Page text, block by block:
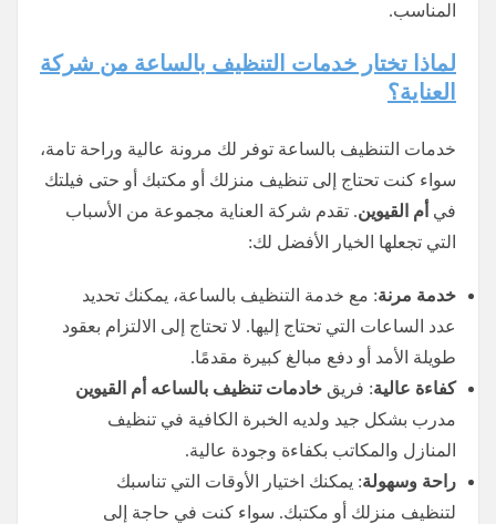
المناسب.
لماذا تختار خدمات التنظيف بالساعة من شركة
العناية؟
خدمات التنظيف بالساعة توفر لك مرونة عالية وراحة تامة،
سواء كنت تحتاج إلى تنظيف منزلك أو مكتبك أو حتى فيلتك
في أم القيوين. تقدم شركة العناية مجموعة من الأسباب
التي تجعلها الخيار الأفضل لك:
خدمة مرنة: مع خدمة التنظيف بالساعة، يمكنك تحديد
عدد الساعات التي تحتاج إليها. لا تحتاج إلى الالتزام بعقود
طويلة الأمد أو دفع مبالغ كبيرة مقدمًا.
كفاءة عالية: فريق خادمات تنظيف بالساعه أم القيوين
مدرب بشكل جيد ولديه الخبرة الكافية في تنظيف
المنازل والمكاتب بكفاءة وجودة عالية.
راحة وسهولة: يمكنك اختيار الأوقات التي تناسبك
لتنظيف منزلك أو مكتبك. سواء كنت في حاجة إلى